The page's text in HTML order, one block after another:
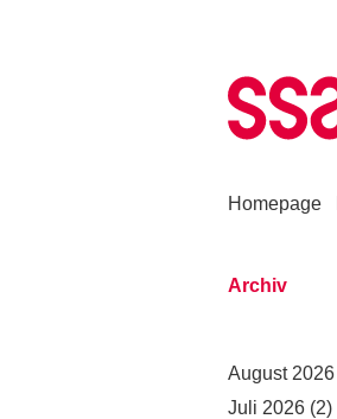
Homepage
Archiv
August 2026
Juli 2026 (2)